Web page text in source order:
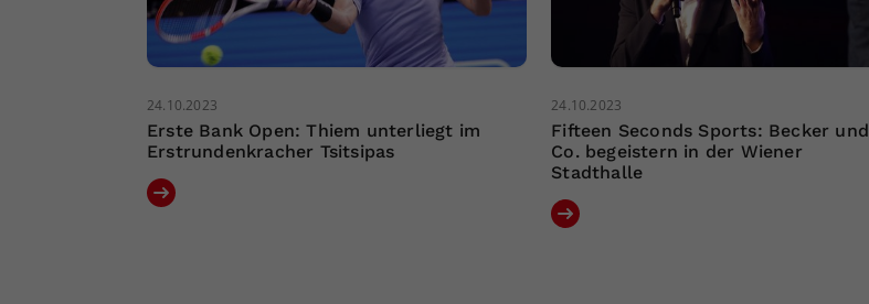
24.10.2023
Erste Bank Open: Thiem unterliegt im
Erstrundenkracher Tsitsipas
24.10.2023
Fifteen Seconds Sports: Becker und
Co. begeistern in der Wiener
Stadthalle